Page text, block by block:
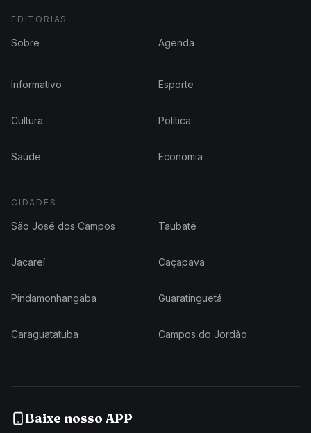
EDITORIAS
Sobre Agenda
Informativo Esporte
Cultura Política
Saúde Economia
CIDADES
São José dos Campos Taubaté
Jacareí Caçapava
Pindamonhangaba Guaratinguetá
Caraguatatuba Campos do Jordão
Baixe nosso APP